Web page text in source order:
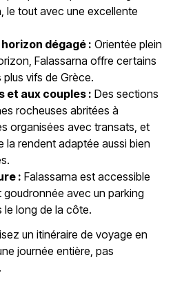
le tout avec une excellente
dégagé : Orientée plein
Falassarna offre certains
vifs de Grèce.
et aux couples : Des sections
rocheuses abritées à
organisées avec transats, et
la rendent adaptée aussi bien
: Falassarna est accessible
avec un parking
le long de la côte.
un itinéraire de voyage en
journée entière, pas